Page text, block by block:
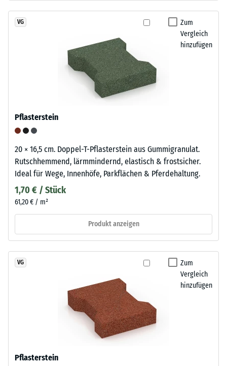
Zum
Vergleich
hinzufügen
VG
Pflasterstein
20 × 16,5 cm. Doppel-T-Pflasterstein aus Gummigranulat.
Rutschhemmend, lärmmindernd, elastisch & frostsicher.
Ideal für Wege, Innenhöfe, Parkflächen & Pferdehaltung.
1,70 € / Stück
61,20 € / m²
Produkt anzeigen
Zum
Vergleich
hinzufügen
VG
Pflasterstein